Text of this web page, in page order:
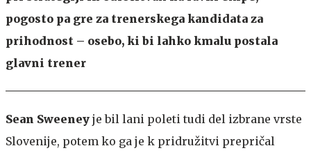
pogosto pa gre za trenerskega kandidata za
prihodnost – osebo, ki bi lahko kmalu postala
glavni trener
Sean Sweeney je bil lani poleti tudi del izbrane vrste
Slovenije, potem ko ga je k pridružitvi prepričal